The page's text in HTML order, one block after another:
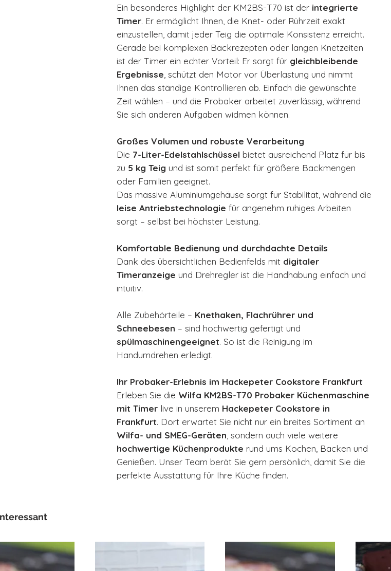
Ein besonderes Highlight der KM2BS-T70 ist der integrierte
Timer. Er ermöglicht Ihnen, die Knet- oder Rührzeit exakt
einzustellen, damit jeder Teig die optimale Konsistenz erreicht.
Gerade bei komplexen Backrezepten oder langen Knetzeiten
ist der Timer ein echter Vorteil: Er sorgt für gleichbleibende
Ergebnisse , schützt den Motor vor Überlastung und nimmt
Ihnen das ständige Kontrollieren ab. Einfach die gewünschte
Zeit wählen – und die Probaker arbeitet zuverlässig, während
Sie sich anderen Aufgaben widmen können.
Großes Volumen und robuste Verarbeitung
Die 7-Liter-Edelstahlschüssel bietet ausreichend Platz für bis
zu 5 kg Teig und ist somit perfekt für größere Backmengen
oder Familien geeignet.
Das massive Aluminiumgehäuse sorgt für Stabilität, während die
leise Antriebstechnologie für angenehm ruhiges Arbeiten
sorgt – selbst bei höchster Leistung.
Komfortable Bedienung und durchdachte Details
Dank des übersichtlichen Bedienfelds mit digitaler
Timeranzeige und Drehregler ist die Handhabung einfach und
intuitiv.
Alle Zubehörteile – Knethaken, Flachrührer und
Schneebesen – sind hochwertig gefertigt und
spülmaschinengeeignet. So ist die Reinigung im
Handumdrehen erledigt.
Ihr Probaker-Erlebnis im Hackepeter Cookstore Frankfurt
Erleben Sie die Wilfa KM2BS-T70 Probaker Küchenmaschine
mit Timer live in unserem Hackepeter Cookstore in
Frankfurt. Dort erwartet Sie nicht nur ein breites Sortiment an
Wilfa- und SMEG-Geräten , sondern auch viele weitere
hochwertige Küchenprodukte rund ums Kochen, Backen und
Genießen. Unser Team berät Sie gern persönlich, damit Sie die
perfekte Ausstattung für Ihre Küche finden.